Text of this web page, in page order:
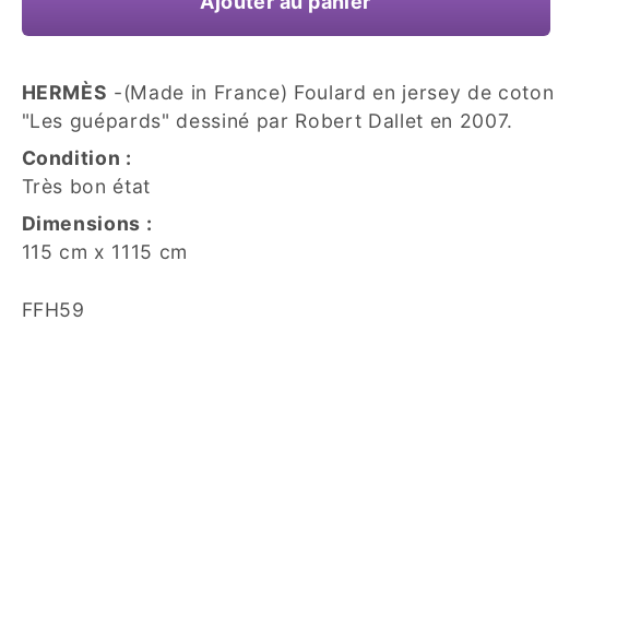
HERMÈS -(Made in France) Foulard en jersey de coton
"Les guépards" dessiné par Robert Dallet en 2007.
Condition :
Très bon état
Dimensions :
115 cm x 1115 cm
SKU:
FFH59